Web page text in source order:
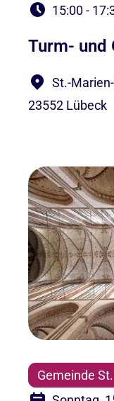
15:00 -
Turm- und
St.-
23552 Lübeck
Gemeinde